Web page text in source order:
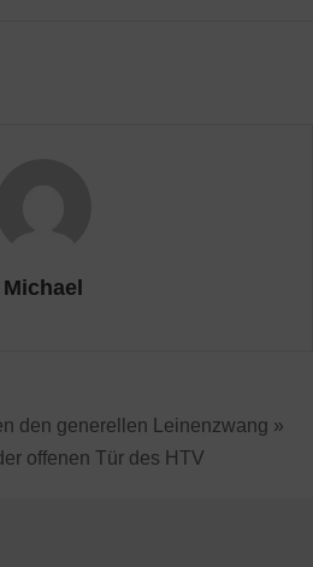
Michael
den generellen Leinenzwang »
offenen Tür des HTV